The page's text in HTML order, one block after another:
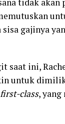
gajinya
saat ini,
untuk
first-class,